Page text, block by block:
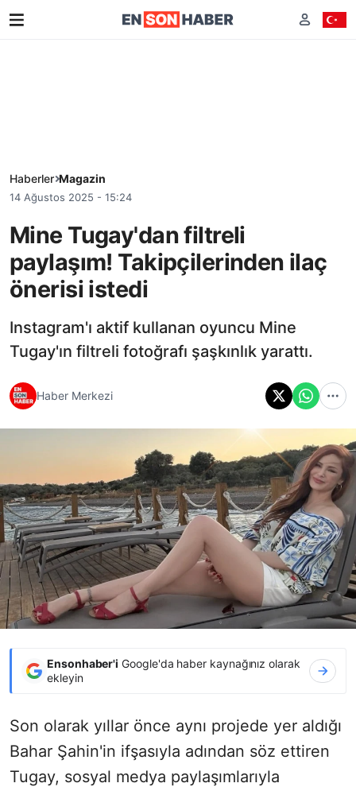
Haberler Magazin
14 Ağustos 2025 - 15:24
Mine Tugay'dan filtreli
paylaşım! Takipçilerinden ilaç
önerisi istedi
Instagram'ı aktif kullanan oyuncu Mine
Tugay'ın filtreli fotoğrafı şaşkınlık yarattı.
Haber Merkezi
Ensonhaber'i Google'da haber kaynağınız olarak
ekleyin
Son olarak yıllar önce aynı projede yer aldığı
Bahar Şahin'in ifşasıyla adından söz ettiren
Tugay, sosyal medya paylaşımlarıyla